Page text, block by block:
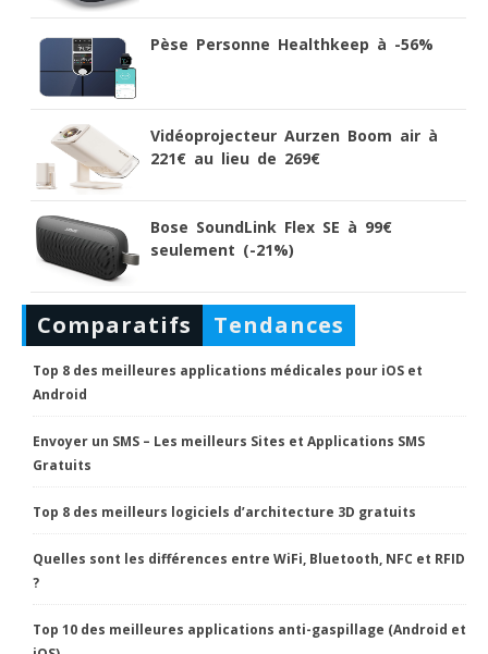
Pèse Personne Healthkeep à -56%
Vidéoprojecteur Aurzen Boom air à
221€ au lieu de 269€
Bose SoundLink Flex SE à 99€
seulement (-21%)
Comparatifs Tendances
Top 8 des meilleures applications médicales pour iOS et
Android
Envoyer un SMS – Les meilleurs Sites et Applications SMS
Gratuits
Top 8 des meilleurs logiciels d’architecture 3D gratuits
Quelles sont les différences entre WiFi, Bluetooth, NFC et RFID
?
Top 10 des meilleures applications anti-gaspillage (Android et